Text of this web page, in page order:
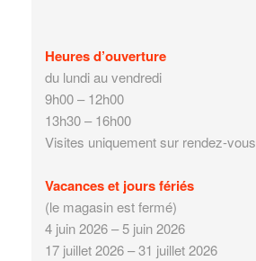
Heures d’ouverture
du lundi au vendredi
9h00 – 12h00
13h30 – 16h00
Visites uniquement sur rendez-vous
Vacances et jours fériés
(le magasin est fermé)
4 juin 2026 – 5 juin 2026
17 juillet 2026 – 31 juillet 2026